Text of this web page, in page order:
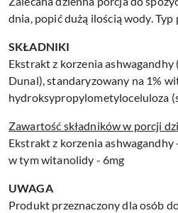
dnia, popić dużą ilością wody.
SKŁADNIKI
Ekstrakt z korzenia
Dunal), standaryzowany na 1%
hydroksypropylometyloceluloza
Zawartość składników w porcji
Ekstrakt z korzenia ashwagandhy
w tym witanolidy - 6mg
UWAGA
Produkt przeznaczony dla osób